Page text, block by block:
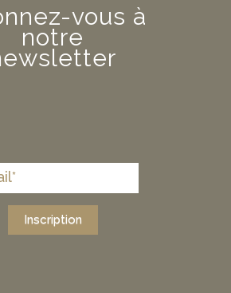
vous à
notre
Inscription